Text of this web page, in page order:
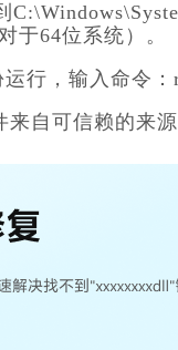
于64位系统）。
行，输入命令：
自可信赖的来